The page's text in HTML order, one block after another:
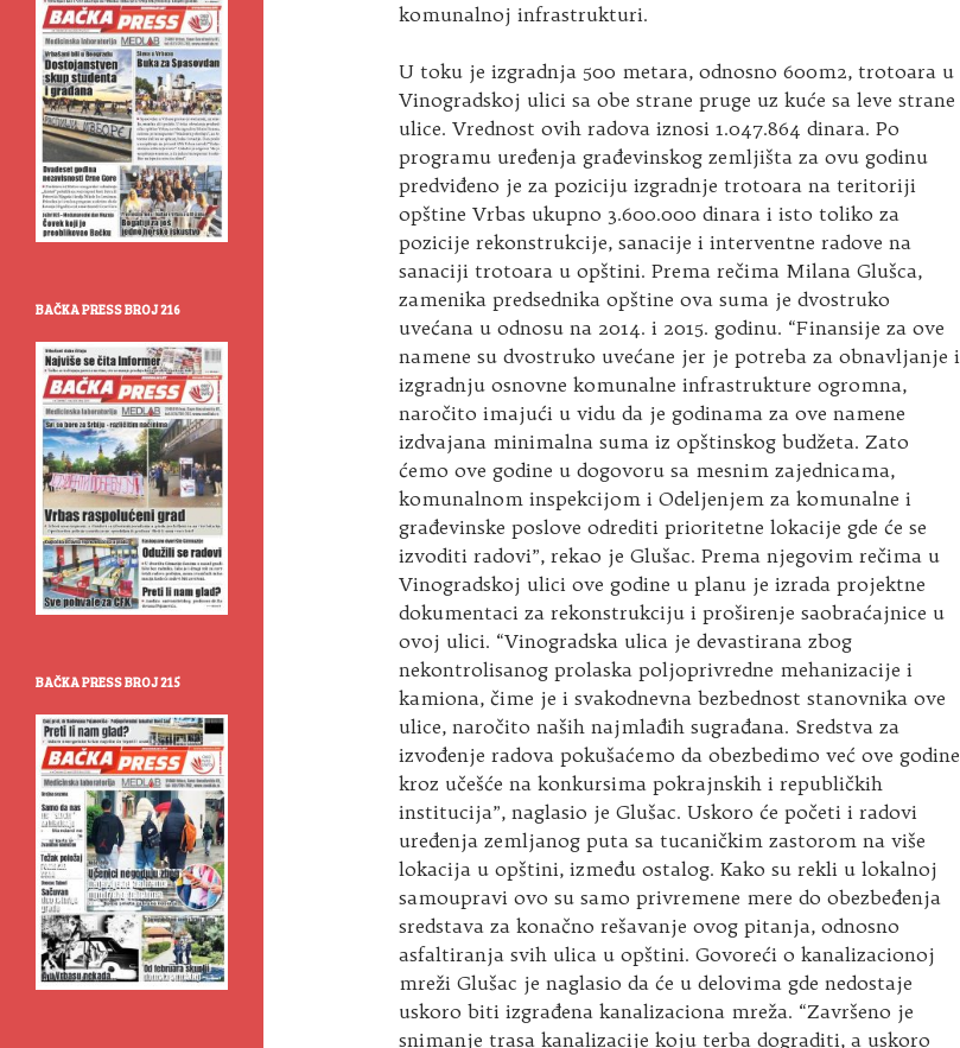
komunalnoj infrastrukturi.
U toku je izgradnja 500 metara, odnosno 600m2, trotoara u
Vinogradskoj ulici sa obe strane pruge uz kuće sa leve strane
ulice. Vrednost ovih radova iznosi 1.047.864 dinara. Po
programu uređenja građevinskog zemljišta za ovu godinu
predviđeno je za poziciju izgradnje trotoara na teritoriji
opštine Vrbas ukupno 3.600.000 dinara i isto toliko za
pozicije rekonstrukcije, sanacije i interventne radove na
sanaciji trotoara u opštini. Prema rečima Milana Glušca,
zamenika predsednika opštine ova suma je dvostruko
uvećana u odnosu na 2014. i 2015. godinu. “Finansije za ove
namene su dvostruko uvećane jer je potreba za obnavljanje i
izgradnju osnovne komunalne infrastrukture ogromna,
naročito imajući u vidu da je godinama za ove namene
izdvajana minimalna suma iz opštinskog budžeta. Zato
ćemo ove godine u dogovoru sa mesnim zajednicama,
komunalnom inspekcijom i Odeljenjem za komunalne i
građevinske poslove odrediti prioritetne lokacije gde će se
izvoditi radovi”, rekao je Glušac. Prema njegovim rečima u
Vinogradskoj ulici ove godine u planu je izrada projektne
dokumentaci za rekonstrukciju i proširenje saobraćajnice u
ovoj ulici. “Vinogradska ulica je devastirana zbog
nekontrolisanog prolaska poljoprivredne mehanizacije i
kamiona, čime je i svakodnevna bezbednost stanovnika ove
ulice, naročito naših najmlađih sugrađana. Sredstva za
izvođenje radova pokušaćemo da obezbedimo već ove godine
kroz učešće na konkursima pokrajnskih i republičkih
institucija”, naglasio je Glušac. Uskoro će početi i radovi
uređenja zemljanog puta sa tucaničkim zastorom na više
lokacija u opštini, između ostalog. Kako su rekli u lokalnoj
samoupravi ovo su samo privremene mere do obezbeđenja
sredstava za konačno rešavanje ovog pitanja, odnosno
asfaltiranja svih ulica u opštini. Govoreći o kanalizacionoj
mreži Glušac je naglasio da će u delovima gde nedostaje
uskoro biti izgrađena kanalizaciona mreža. “Završeno je
snimanje trasa kanalizacije koju terba dograditi, a uskoro
BAČKA PRESS BROJ 216
BAČKA PRESS BROJ 215